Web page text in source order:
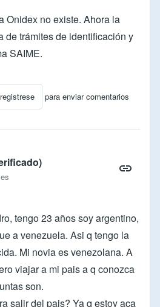
Onidex no existe. Ahora la
de trámites de identificación y
SAIME.
registrese para enviar comentarios
porcarlos jose ar… (no
tengo 23 años soy argentino,
a venezuela. Asi q tengo la
Mi novia es venezolana. A
viajar a mi pais a q conozca
son.
salir del pais? Ya q estoy aca